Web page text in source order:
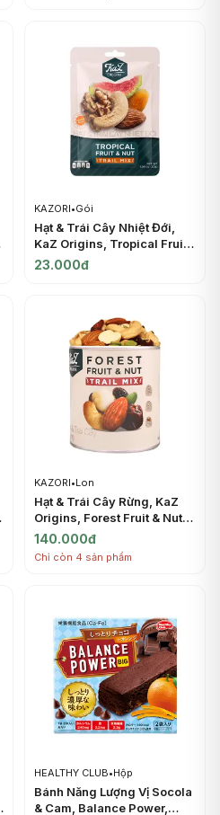
KAZORI•Gói
Hạt & Trái Cây Nhiệt Đới,
KaZ Origins, Tropical Fruit
& Nut Trail Mix, 1.06 oz
23.000đ
KAZORI•Lon
Hạt & Trái Cây Rừng, KaZ
Origins, Forest Fruit & Nut
Trail Mix, 6.3 oz (180g) -
KAZORI
140.000đ
Chỉ còn 4 sản phẩm
HEALTHY CLUB•Hộp
Bánh Năng Lượng Vị Socola
& Cam, Balance Power,